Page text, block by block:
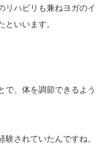
リハビリも兼ねヨガのイ
といいます。
で、体を調節できるよう
されていたんですね。